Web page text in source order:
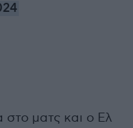
ματς και ο Ελ